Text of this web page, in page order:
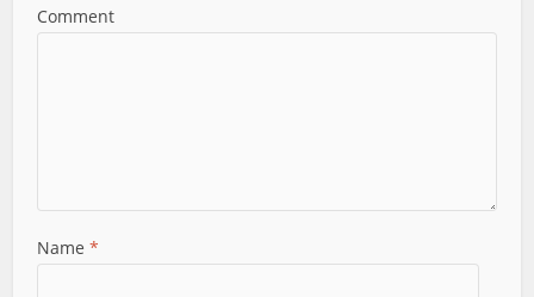
Comment
Name*